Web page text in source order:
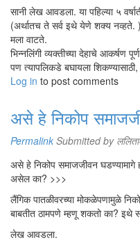
सानी लेख आवडला. या पहिल्या ५
(अर्थातच ते सर्व इथे येणे शक्य
मला वाटते.
भिन्नलिंगी व्यक्तीच्या देहाचे आकर्षण
पण त्यापलिकडे बघायला
Log in to post comments
असे हे निकोप
Permalink Submitted by
असे हे निकोप समाजजीवन घडण्यामागे
असेल का? >>>
लैंगिक पातळीवरच्या मोकळेपणामुळे
बाबतीत ठामपणे म्हणू शकतो का? इथे
लेख आवडला.